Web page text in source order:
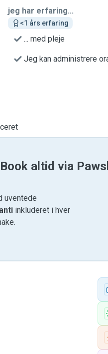
jeg har erfaring...
<1 års erfaring
... med pleje
Jeg kan administrere
Book altid via
uventede
inkluderet i hver